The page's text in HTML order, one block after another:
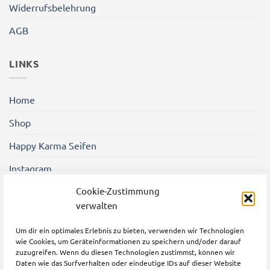
Cookie-Zustimmung
verwalten
Um dir ein optimales Erlebnis zu bieten, verwenden wir Technologien
wie Cookies, um Geräteinformationen zu speichern und/oder darauf
zuzugreifen. Wenn du diesen Technologien zustimmst, können wir
Daten wie das Surfverhalten oder eindeutige IDs auf dieser Website
Widerrufsbelehrung
AGB
LINKS
Home
Shop
Happy Karma Seifen
Instagram
Shener Gezgin Friseure